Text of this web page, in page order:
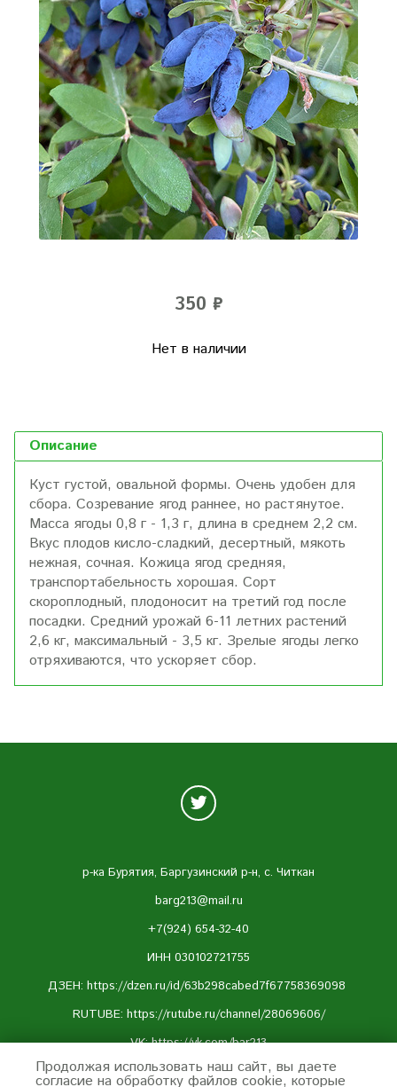
Продолжая использовать наш сайт, вы даете
согласие на обработку файлов cookie, которые
350 ₽
Нет в наличии
Описание
Куст густой, овальной формы. Очень удобен для
сбора. Созревание ягод раннее, но растянутое.
Масса ягоды 0,8 г - 1,3 г, длина в среднем 2,2 см.
Вкус плодов кисло-сладкий, десертный, мякоть
нежная, сочная. Кожица ягод средняя,
транспортабельность хорошая. Сорт
скороплодный, плодоносит на третий год после
посадки. Средний урожай 6-11 летних растений
2,6 кг, максимальный - 3,5 кг. Зрелые ягоды легко
отряхиваются, что ускоряет сбор.
р-ка Бурятия, Баргузинский р-н, с. Читкан
barg213@mail.ru
+7(924) 654-32-40
ИНН 030102721755
ДЗЕН: https://dzen.ru/id/63b298cabed7f67758369098
RUTUBE: https://rutube.ru/channel/28069606/
VK:https://vk.com/bar213
Telegram:https://t.me/barguzin213